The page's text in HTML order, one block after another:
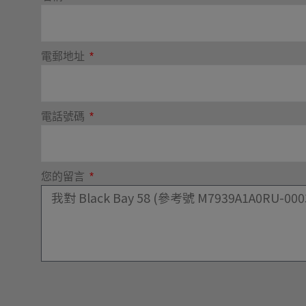
電郵地址
電話號碼
您的留言